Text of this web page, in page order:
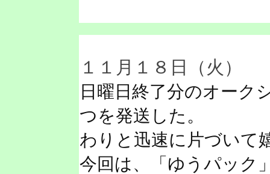
１１月１８日（火）
日曜日終了分のオーク
つを発送した。
わりと迅速に片づいて
今回は、「ゆうパック